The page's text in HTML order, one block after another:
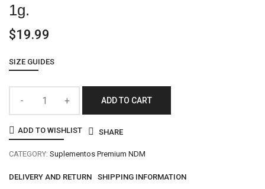
1g.
$19.99
SIZE GUIDES
ADD TO CART
ADD TO WISHLIST SHARE
CATEGORY: Suplementos Premium NDM
DELIVERY AND RETURN SHIPPING INFORMATION